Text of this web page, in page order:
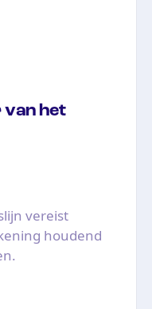
het
vereist
houdend